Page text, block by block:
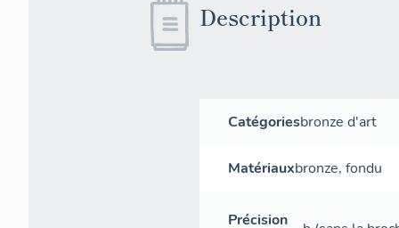
Description
Catégoriesbronze d'art
Matériauxbronze, fondu
Précision